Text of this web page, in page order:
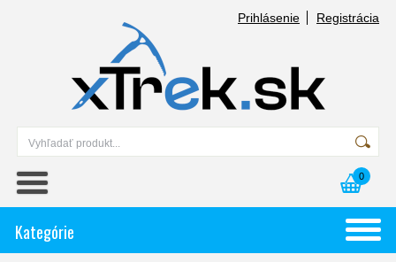
Prihlásenie Registrácia
0
Kategórie